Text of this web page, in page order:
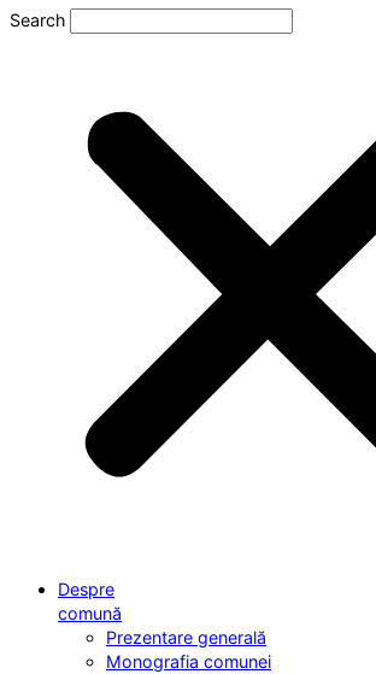
Search
Despre
comună
Prezentare generală
Monografia comunei